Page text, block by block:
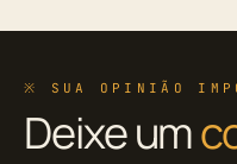
※ SUA OPINIÃO
Deixe um